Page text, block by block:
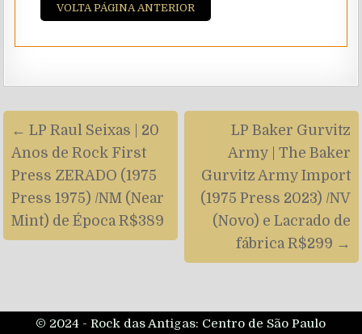
VOLTA PÁGINA ANTERIOR
Navegação
de
artigos
LP Baker Gurvitz
Army | The Baker
Gurvitz Army Import
(1975 Press 2023) /NV
(Novo) e Lacrado de
fábrica R$299 →
← LP Raul Seixas | 20
Anos de Rock First
Press ZERADO (1975
Press 1975) /NM (Near
Mint) de Época R$389
© 2024 - Rock das Antigas: Centro de São Paulo